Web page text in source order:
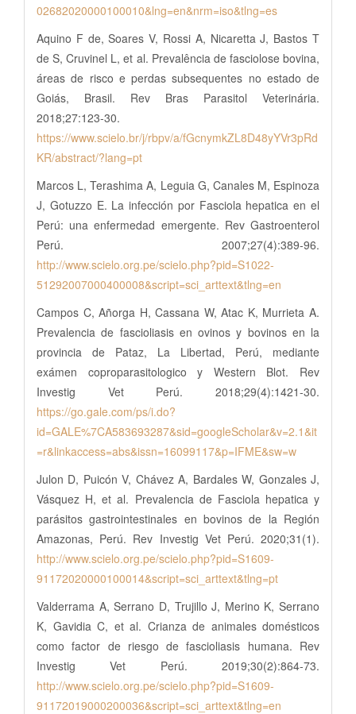
02682020000100010&lng=en&nrm=iso&tlng=es
Aquino F de, Soares V, Rossi A, Nicaretta J, Bastos T
de S, Cruvinel L, et al. Prevalência de fasciolose bovina,
áreas de risco e perdas subsequentes no estado de
Goiás, Brasil. Rev Bras Parasitol Veterinária.
2018;27:123-30.
https://www.scielo.br/j/rbpv/a/fGcnymkZL8D48yYVr3pRd
KR/abstract/?lang=pt
Marcos L, Terashima A, Leguia G, Canales M, Espinoza
J, Gotuzzo E. La infección por Fasciola hepatica en el
Perú: una enfermedad emergente. Rev Gastroenterol
Perú. 2007;27(4):389-96.
http://www.scielo.org.pe/scielo.php?pid=S1022-
51292007000400008&script=sci_arttext&tlng=en
Campos C, Añorga H, Cassana W, Atac K, Murrieta A.
Prevalencia de fascioliasis en ovinos y bovinos en la
provincia de Pataz, La Libertad, Perú, mediante
exámen coproparasitologico y Western Blot. Rev
Investig Vet Perú. 2018;29(4):1421-30.
https://go.gale.com/ps/i.do?
id=GALE%7CA583693287&sid=googleScholar&v=2.1&it
=r&linkaccess=abs&issn=16099117&p=IFME&sw=w
Julon D, Puicón V, Chávez A, Bardales W, Gonzales J,
Vásquez H, et al. Prevalencia de Fasciola hepatica y
parásitos gastrointestinales en bovinos de la Región
Amazonas, Perú. Rev Investig Vet Perú. 2020;31(1).
http://www.scielo.org.pe/scielo.php?pid=S1609-
91172020000100014&script=sci_arttext&tlng=pt
Valderrama A, Serrano D, Trujillo J, Merino K, Serrano
K, Gavidia C, et al. Crianza de animales domésticos
como factor de riesgo de fascioliasis humana. Rev
Investig Vet Perú. 2019;30(2):864-73.
http://www.scielo.org.pe/scielo.php?pid=S1609-
91172019000200036&script=sci_arttext&tlng=en